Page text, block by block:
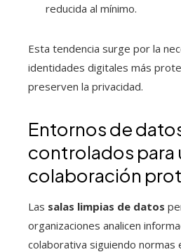
reducida al mínimo.
Esta tendencia surge por la
identidades digitales más
preserven la privacidad.
Entornos de
controlados para
colaboración
Las salas limpias de datos
organizaciones analicen
colaborativa siguiendo normas